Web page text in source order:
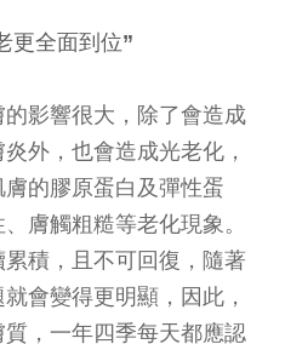
更全面到位”
影響很大，除了會造成
外，也會造成光老化，
的膠原蛋白及彈性蛋
膚觸粗糙等老化現象。
積，且不可回復，隨著
會變得更明顯，因此，
，一年四季每天都應認